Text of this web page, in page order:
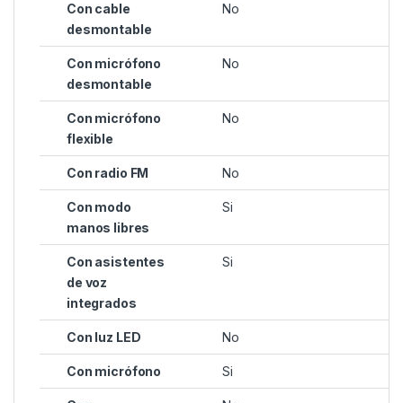
Con cable
desmontable
No
Con micrófono
desmontable
No
Con micrófono
flexible
No
Con radio FM No
Con modo
manos libres
Si
Con asistentes
de voz
integrados
Si
Con luz LED No
Con micrófono Si